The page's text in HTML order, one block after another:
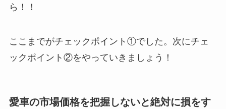
ら！！
ここまでがチェックポイント①でした。次にチェ
ックポイント②をやっていきましょう！
愛車の市場価格を把握しないと絶対に損をす